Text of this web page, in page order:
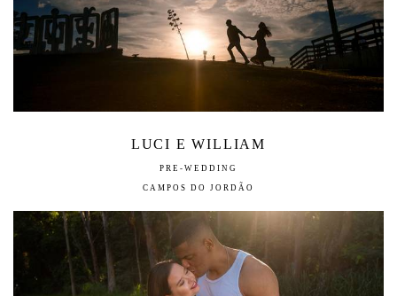
LUCI E WILLIAM
PRE-WEDDING
CAMPOS DO JORDÃO